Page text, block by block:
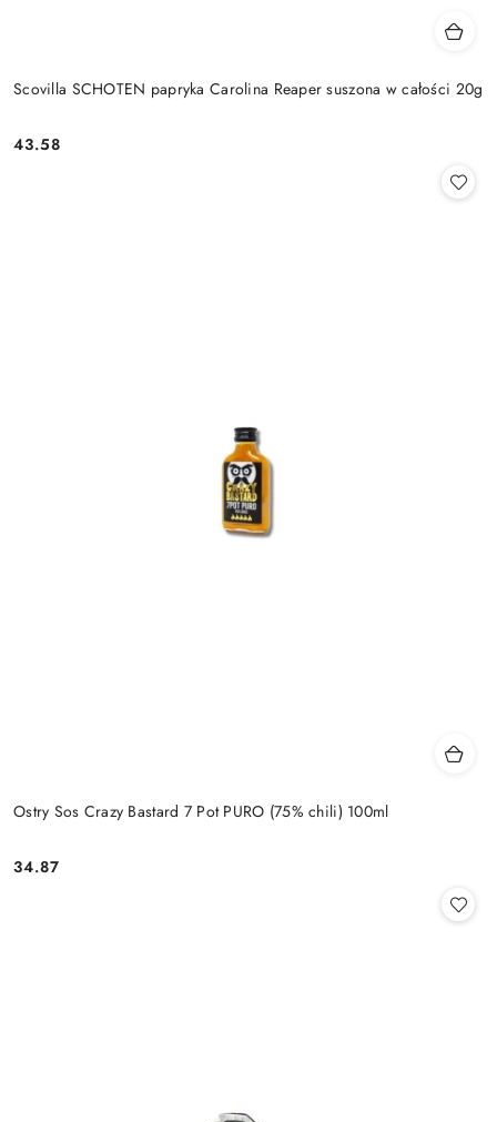
Scovilla SCHOTEN papryka Carolina Reaper suszona w całości 20g
Cena:
43.58
Ostry Sos Crazy Bastard 7 Pot PURO (75% chili) 100ml
Cena:
34.87